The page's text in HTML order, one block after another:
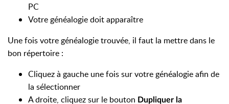
PC
Votre généalogie doit apparaître
Une fois votre généalogie trouvée, il faut la mettre dans le
bon répertoire :
Cliquez à gauche une fois sur votre généalogie afin de
la sélectionner
A droite, cliquez sur le bouton Dupliquer la